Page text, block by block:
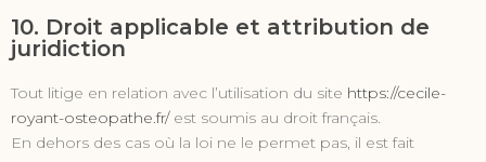
10. Droit applicable et attribution de
juridiction
Tout litige en relation avec l’utilisation du site https://cecile-
royant-osteopathe.fr/est soumis au droit français.
En dehors des cas où la loi ne le permet pas, il est fait